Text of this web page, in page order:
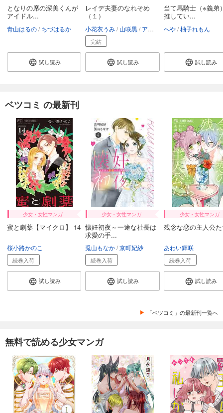
となりの席の深美くんが
アイドル...
青山はるの ちづはるか
試し読み
レイデ夫妻のなれそめ
（１）
小花衣うみ 山咲黒 アオイ冬子
完結
試し読み
当て馬騎士（※義弟
推してい...
へや 柚子れもん
試し読み
ベツコミ の最新刊
少女・女性マンガ
蜜と劇薬【マイクロ】 14
桜小路かのこ
続巻入荷
試し読み
少女・女性マンガ
懐妊初夜～一途な社長は
求愛の手...
兎山もなか 京町妃紗
続巻入荷
試し読み
少女・女性マンガ
残念な恋の主人公
あわい輝咲
続巻入荷
試し読み
「ベツコミ」の最新刊一覧へ
無料で読める少女マンガ